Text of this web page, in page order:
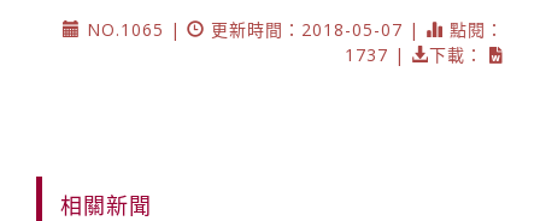
NO.1065 |
更新時間：2018-05-07 |
點閱：
1737 |
下載：
相關新聞